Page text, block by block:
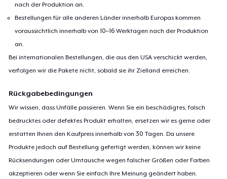
nach der Produktion an.
Bestellungen für alle anderen Länder innerhalb Europas kommen
voraussichtlich innerhalb von 10–16 Werktagen nach der Produktion
an.
Bei internationalen Bestellungen, die aus den USA verschickt werden,
verfolgen wir die Pakete nicht, sobald sie ihr Zielland erreichen.
Rückgabebedingungen
Wir wissen, dass Unfälle passieren. Wenn Sie ein beschädigtes, falsch
bedrucktes oder defektes Produkt erhalten, ersetzen wir es gerne oder
erstatten Ihnen den Kaufpreis innerhalb von 30 Tagen. Da unsere
Produkte jedoch auf Bestellung gefertigt werden, können wir keine
Rücksendungen oder Umtausche wegen falscher Größen oder Farben
akzeptieren oder wenn Sie einfach Ihre Meinung geändert haben.